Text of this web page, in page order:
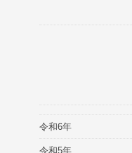
令和6年
令和5年